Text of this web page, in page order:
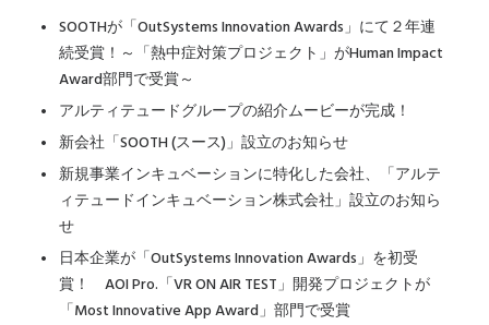
SOOTHが「OutSystems Innovation Awards」にて２年連
続受賞！～「熱中症対策プロジェクト」がHuman Impact
Award部門で受賞～
アルティテュードグループの紹介ムービーが完成！
新会社「SOOTH (スース)」設立のお知らせ
新規事業インキュベーションに特化した会社、「アルテ
ィテュードインキュベーション株式会社」設立のお知ら
せ
日本企業が「OutSystems Innovation Awards」を初受
賞！ AOI Pro.「VR ON AIR TEST」開発プロジェクトが
「Most Innovative App Award」部門で受賞